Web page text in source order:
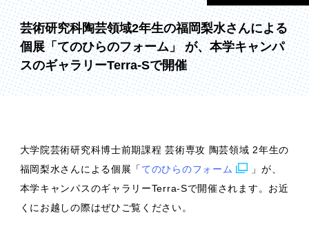
芸術研究科陶芸領域2年生の福岡梨水さんによる
個展「てのひらのフォーム」 が、本学キャンパ
スのギャラリーTerra-Sで開催
大学院芸術研究科博士前期課程 芸術専攻 陶芸領域 2年生の
福岡梨水さんによる個展「 てのひらのフォーム
」が、
本学キャンパスのギャラリーTerra-Sで開催されます。お近
くにお越しの際はぜひご覧ください。